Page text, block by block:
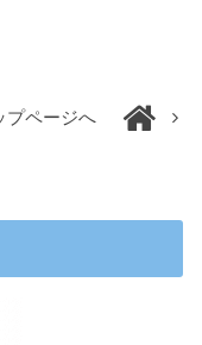
プページへ